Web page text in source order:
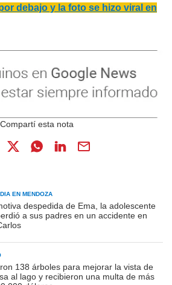
debajo y la foto se hizo viral en
EN MENDOZA
despedida de Ema, la adolescente
a sus padres en un accidente en
138 árboles para mejorar la vista de
al lago y recibieron una multa de más